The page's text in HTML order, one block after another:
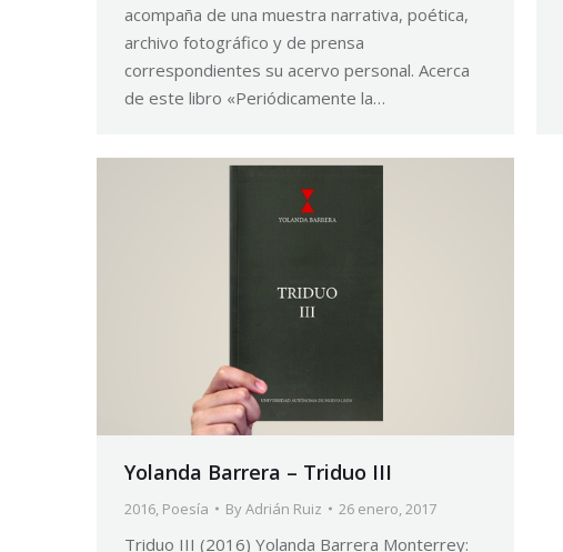
acompaña de una muestra narrativa, poética,
archivo fotográfico y de prensa
correspondientes su acervo personal. Acerca
de este libro «Periódicamente la…
Yolanda Barrera – Triduo III
2016, Poesía ByAdrián Ruiz 26 enero, 2017
Triduo III (2016) Yolanda Barrera Monterrey: